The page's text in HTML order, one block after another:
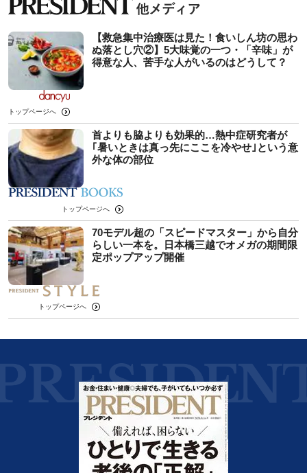
【救急集中治療医は見た！食いしん坊の思わ
ぬ落とし穴②】5大味覚の一つ・「辛味」が
得意な人、苦手な人がいるのはどうして？
トップページへ
首よりも脇よりも効果的…熱中症研究者が
｢暑いときは真っ先にここを冷やせ｣という意
外な体の部位
トップページへ
70モデル超の「スピードマスター」から自分
らしい一本を。日本橋三越でオメガの期間限
定ポップアップ開催
トップページへ